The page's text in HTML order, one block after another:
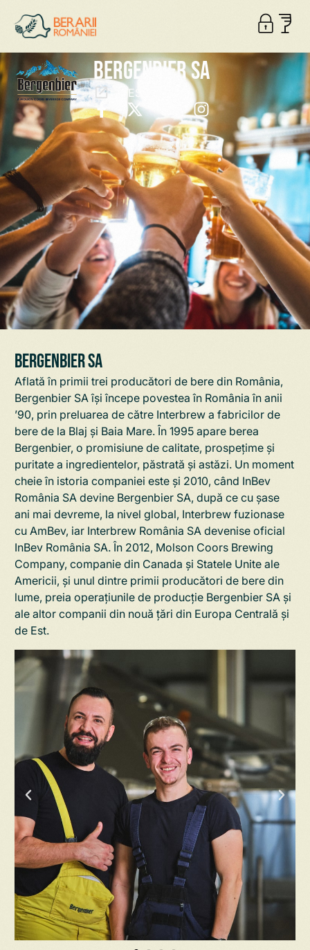
Bergenbier SA
WESBITE
Bergenbier SA
Aflată în primii trei producători de bere din România,
Bergenbier SA își începe povestea în România în anii
’90, prin preluarea de către Interbrew a fabricilor de
bere de la Blaj și Baia Mare. În 1995 apare berea
Bergenbier, o promisiune de calitate, prospețime și
puritate a ingredientelor, păstrată și astăzi. Un moment
cheie în istoria companiei este și 2010, când InBev
România SA devine Bergenbier SA, după ce cu șase
ani mai devreme, la nivel global, Interbrew fuzionase
cu AmBev, iar Interbrew România SA devenise oficial
InBev România SA. În 2012, Molson Coors Brewing
Company, companie din Canada și Statele Unite ale
Americii, și unul dintre primii producători de bere din
lume, preia operațiunile de producție Bergenbier SA și
ale altor companii din nouă țări din Europa Centrală și
de Est.